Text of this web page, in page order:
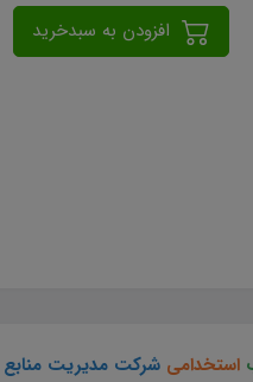
استخدامی شرکت مدیریت